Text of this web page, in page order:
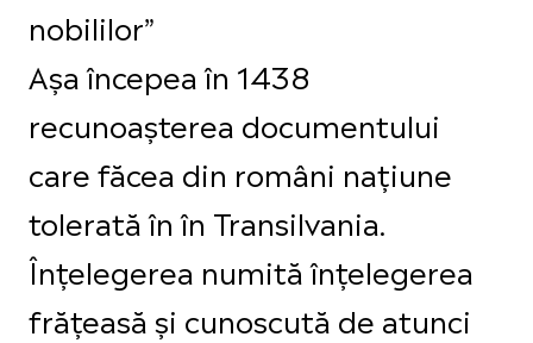
nobililor”
Așa începea în 1438
recunoașterea documentului
care făcea din români națiune
tolerată în în Transilvania.
Înțelegerea numită înțelegerea
frățeasă și cunoscută de atunci